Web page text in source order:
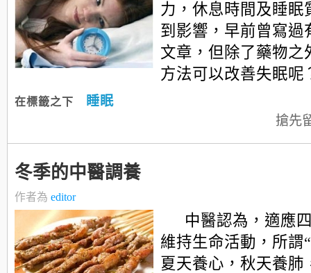
力，休息時間及睡眠
到影響，早前曾寫過
文章，但除了藥物之
方法可以改善失眠呢
在標籤之下
睡眠
搶先
冬季的中醫調養
作者為 editor
中醫認為，適應
維持生命活動，所謂
夏天養心，秋天養肺